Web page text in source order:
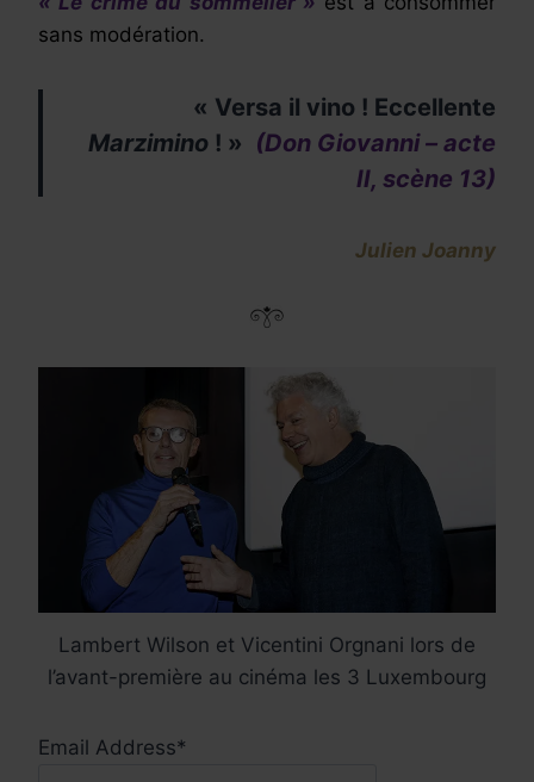
sans modération.
« Versa il vino ! Eccellente
Marzimino ! » (Don Giovanni – acte
II, scène 13)
Julien Joanny
Lambert Wilson et Vicentini Orgnani lors de
l’avant-première au cinéma les 3 Luxembourg
Email Address*